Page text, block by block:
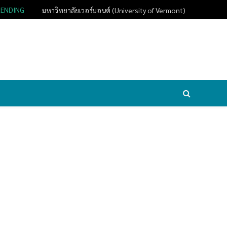
มหาวิทยาลัยเวอร์มอนต์ (University of Vermont)